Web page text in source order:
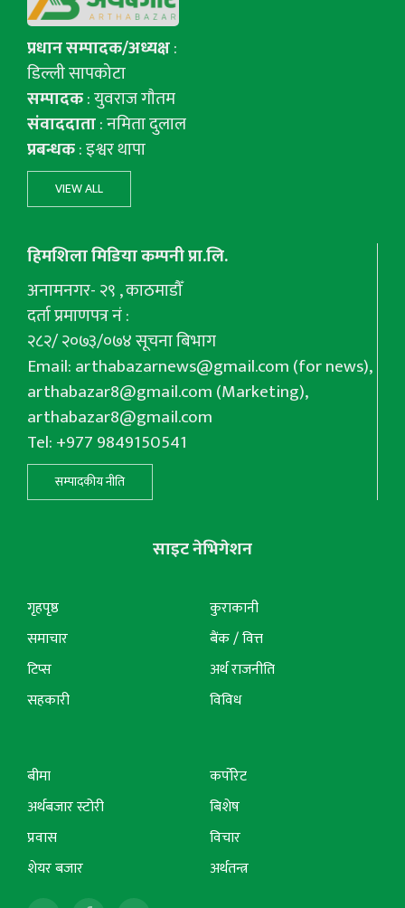
प्रधान सम्पादक/अध्यक्ष:
डिल्ली सापकोटा
सम्पादक: युवराज गाैतम
संवाददाता: नमिता दुलाल
प्रबन्धक: इश्वर थापा
VIEW ALL
हिमशिला मिडिया कम्पनी प्रा.लि.
अनामनगर- २९ , काठमाडौँ
दर्ता प्रमाणपत्र नं :
२८२/ २०७३/०७४ सूचना बिभाग
Email:arthabazarnews@gmail.com(for news),
arthabazar8@gmail.com(Marketing),
arthabazar8@gmail.com
Tel: +977 9849150541
सम्पादकीय नीति
साइट नेभिगेशन
गृहपृष्ठ
समाचार
टिप्स
सहकारी
कुराकानी
बैंक / वित्त
अर्थ राजनीति
विविध
बीमा
अर्थबजार स्टोरी
प्रवास
शेयर बजार
कर्पोरेट
बिशेष
विचार
अर्थतन्त्र